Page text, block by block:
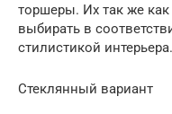
торшеры. Их так же
выбирать в
стилистикой интерьера.
Стеклянный вариант